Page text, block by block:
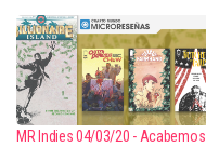
MR Indies 04/03/20 - Acabemos